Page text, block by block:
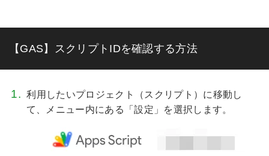
【GAS】スクリプトIDを確認する方法
利用したいプロジェクト（スクリプト）に移動し
て、メニュー内にある「設定」を選択します。